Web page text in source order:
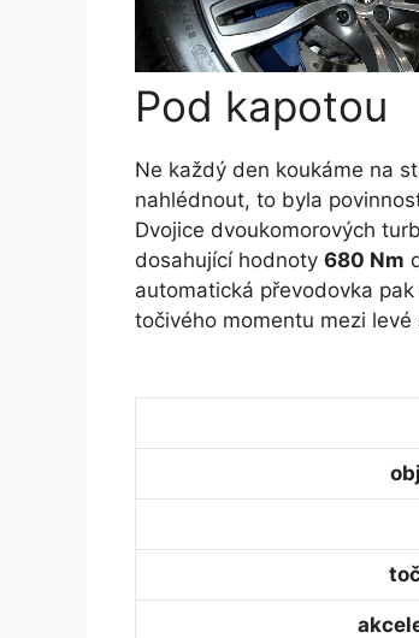
Pod kapotou
Ne každý den koukáme na
nahlédnout, to byla
Dvojice dvoukomorových
dosahující hodnoty 680 Nm
automatická převodovka
točivého momentu mezi